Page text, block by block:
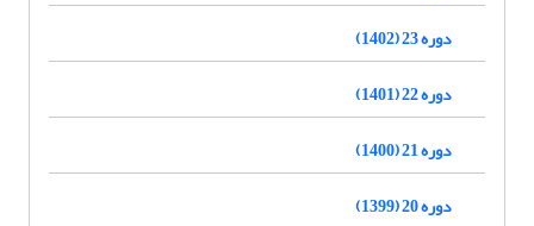
دوره 23 (1402)
دوره 22 (1401)
دوره 21 (1400)
دوره 20 (1399)